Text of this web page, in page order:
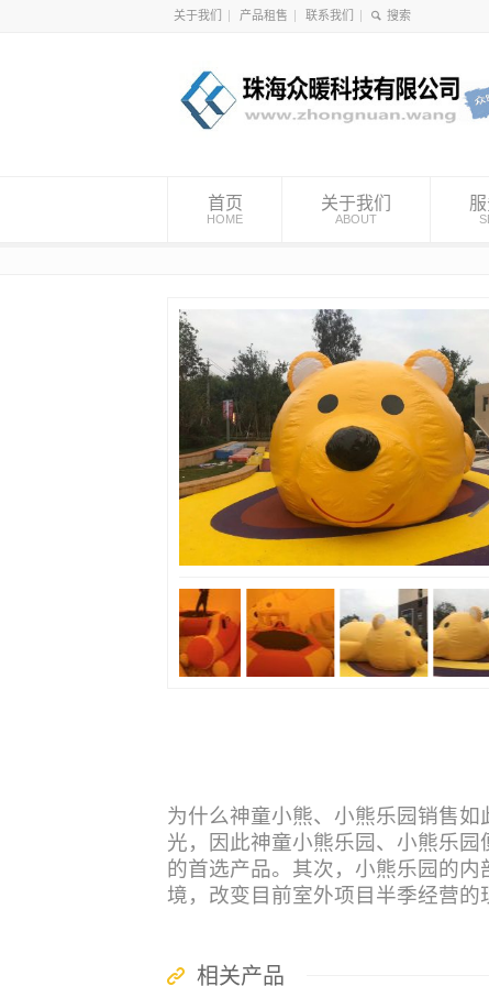
关于我们 产品租售 联系我们
首页
HOME
关于我们
ABOUT
为什么神童小熊、小熊乐园销售
光，因此神童小熊乐园、小熊乐
的首选产品。其次，小熊乐园的
境，改变目前室外项目半季经营的
相关产品